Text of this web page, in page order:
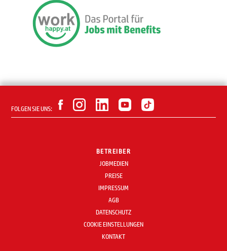
FOLGEN SIE UNS:
BETREIBER
JOBMEDIEN
PREISE
IMPRESSUM
AGB
DATENSCHUTZ
COOKIE EINSTELLUNGEN
KONTAKT